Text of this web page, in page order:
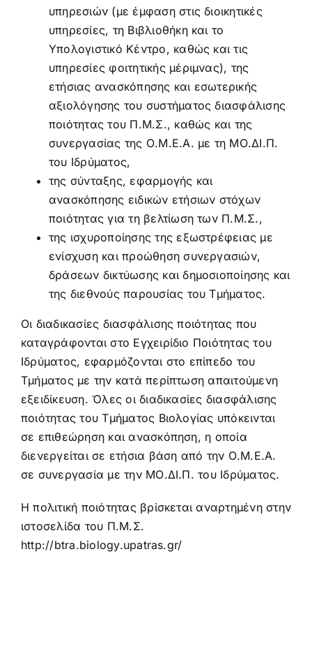
υπηρεσιών (με έμφαση στις διοικητικές
υπηρεσίες, τη Βιβλιοθήκη και το
Υπολογιστικό Κέντρο, καθώς και τις
υπηρεσίες φοιτητικής μέριμνας), της
ετήσιας ανασκόπησης και εσωτερικής
αξιολόγησης του συστήματος διασφάλισης
ποιότητας του Π.Μ.Σ., καθώς και της
συνεργασίας της Ο.Μ.Ε.Α. με τη ΜΟ.ΔΙ.Π.
του Ιδρύματος,
της σύνταξης, εφαρμογής και
ανασκόπησης ειδικών ετήσιων στόχων
ποιότητας για τη βελτίωση των Π.Μ.Σ.,
της ισχυροποίησης της εξωστρέφειας με
ενίσχυση και προώθηση συνεργασιών,
δράσεων δικτύωσης και δημοσιοποίησης και
της διεθνούς παρουσίας του Τμήματος.
Οι διαδικασίες διασφάλισης ποιότητας που
καταγράφονται στο Εγχειρίδιο Ποιότητας του
Ιδρύματος, εφαρμόζονται στο επίπεδο του
Τμήματος με την κατά περίπτωση απαιτούμενη
εξειδίκευση. Όλες οι διαδικασίες διασφάλισης
ποιότητας του Τμήματος Βιολογίας υπόκεινται
σε επιθεώρηση και ανασκόπηση, η οποία
διενεργείται σε ετήσια βάση από την Ο.Μ.Ε.Α.
σε συνεργασία με την ΜΟ.ΔΙ.Π. του Ιδρύματος.
Η πολιτική ποιότητας βρίσκεται αναρτημένη στην
ιστοσελίδα του Π.Μ.Σ.
http://btra.biology.upatras.gr/